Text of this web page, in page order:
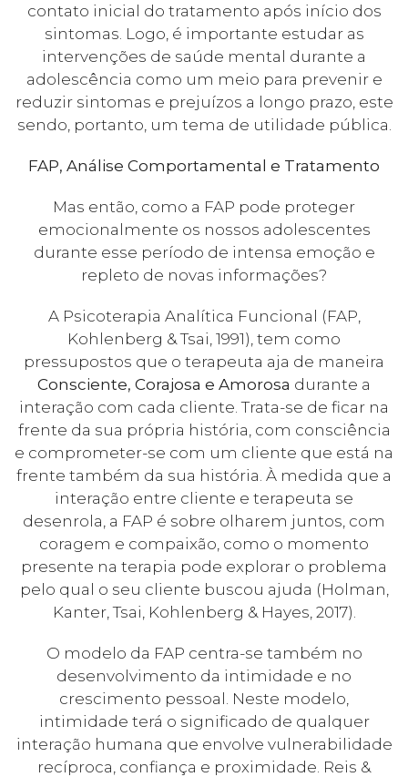
contato inicial do tratamento após início dos
sintomas. Logo, é importante estudar as
intervenções de saúde mental durante a
adolescência como um meio para prevenir e
reduzir sintomas e prejuízos a longo prazo, este
sendo, portanto, um tema de utilidade pública.
FAP, Análise Comportamental e Tratamento
Mas então, como a FAP pode proteger
emocionalmente os nossos adolescentes
durante esse período de intensa emoção e
repleto de novas informações?
A Psicoterapia Analítica Funcional (FAP,
Kohlenberg & Tsai, 1991), tem como
pressupostos que o terapeuta aja de maneira
Consciente, Corajosa e Amorosa durante a
interação com cada cliente. Trata-se de ficar na
frente da sua própria história, com consciência
e comprometer-se com um cliente que está na
frente também da sua história. À medida que a
interação entre cliente e terapeuta se
desenrola, a FAP é sobre olharem juntos, com
coragem e compaixão, como o momento
presente na terapia pode explorar o problema
pelo qual o seu cliente buscou ajuda (Holman,
Kanter, Tsai, Kohlenberg & Hayes, 2017).
O modelo da FAP centra-se também no
desenvolvimento da intimidade e no
crescimento pessoal. Neste modelo,
intimidade terá o significado de qualquer
interação humana que envolve vulnerabilidade
recíproca, confiança e proximidade. Reis &